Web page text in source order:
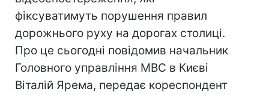
фіксуватимуть порушення правил
дорожнього руху на дорогах столиці.
Про це сьогодні повідомив начальник
Головного управління МВС в Києві
Віталій Ярема, передає кореспондент